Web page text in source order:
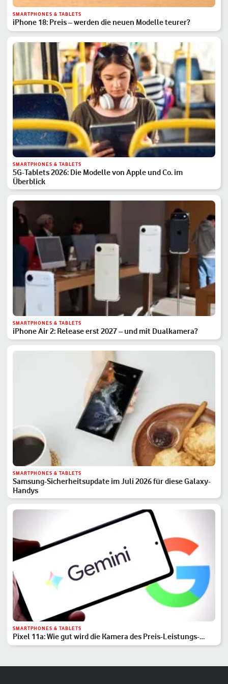
SMARTPHONES & TABLETS
iPhone 18: Preis – werden die neuen Modelle teurer?
SMARTPHONES & TABLETS
5G-Tablets 2026: Die Modelle von Apple und Co. im
Überblick
SMARTPHONES & TABLETS
iPhone Air 2: Release erst 2027 – und mit Dualkamera?
SMARTPHONES & TABLETS
Samsung-Sicherheitsupdate im Juli 2026 für diese Galaxy-
Handys
SMARTPHONES & TABLETS
Pixel 11a: Wie gut wird die Kamera des Preis-Leistungs-
Hits?